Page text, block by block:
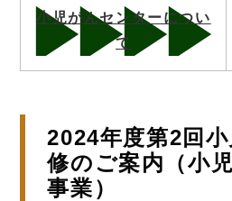
小児がんセンターについ
て
2024年度第2回
修のご案内（小
事業）